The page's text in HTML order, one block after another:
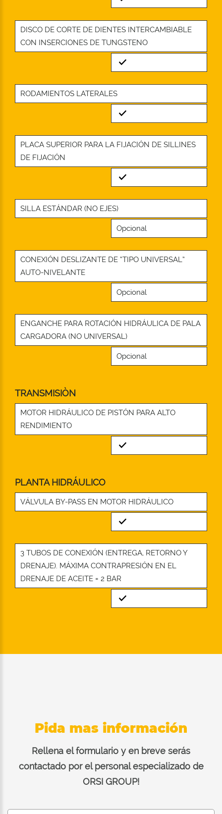
DISCO DE CORTE DE DIENTES INTERCAMBIABLE
CON INSERCIONES DE TUNGSTENO
Standard
RODAMIENTOS LATERALES
Standard
PLACA SUPERIOR PARA LA FIJACIÓN DE SILLINES
DE FIJACIÓN
Standard
SILLA ESTÁNDAR (NO EJES)
Opcional
CONEXIÓN DESLIZANTE DE “TIPO UNIVERSAL”
AUTO-NIVELANTE
Opcional
ENGANCHE PARA ROTACIÓN HIDRÁULICA DE PALA
CARGADORA (NO UNIVERSAL)
Opcional
TRANSMISIÒN
MOTOR HIDRÁULICO DE PISTÓN PARA ALTO
RENDIMIENTO
Standard
PLANTA HIDRÁULICO
VÁLVULA BY-PASS EN MOTOR HIDRÁULICO
Standard
3 TUBOS DE CONEXIÓN (ENTREGA, RETORNO Y
DRENAJE). MÁXIMA CONTRAPRESIÓN EN EL
DRENAJE DE ACEITE = 2 BAR
Standard
Pida mas información
Rellena el formulario y en breve serás
contactado por el personal especializado de
ORSI GROUP!